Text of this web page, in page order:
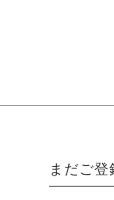
まだご